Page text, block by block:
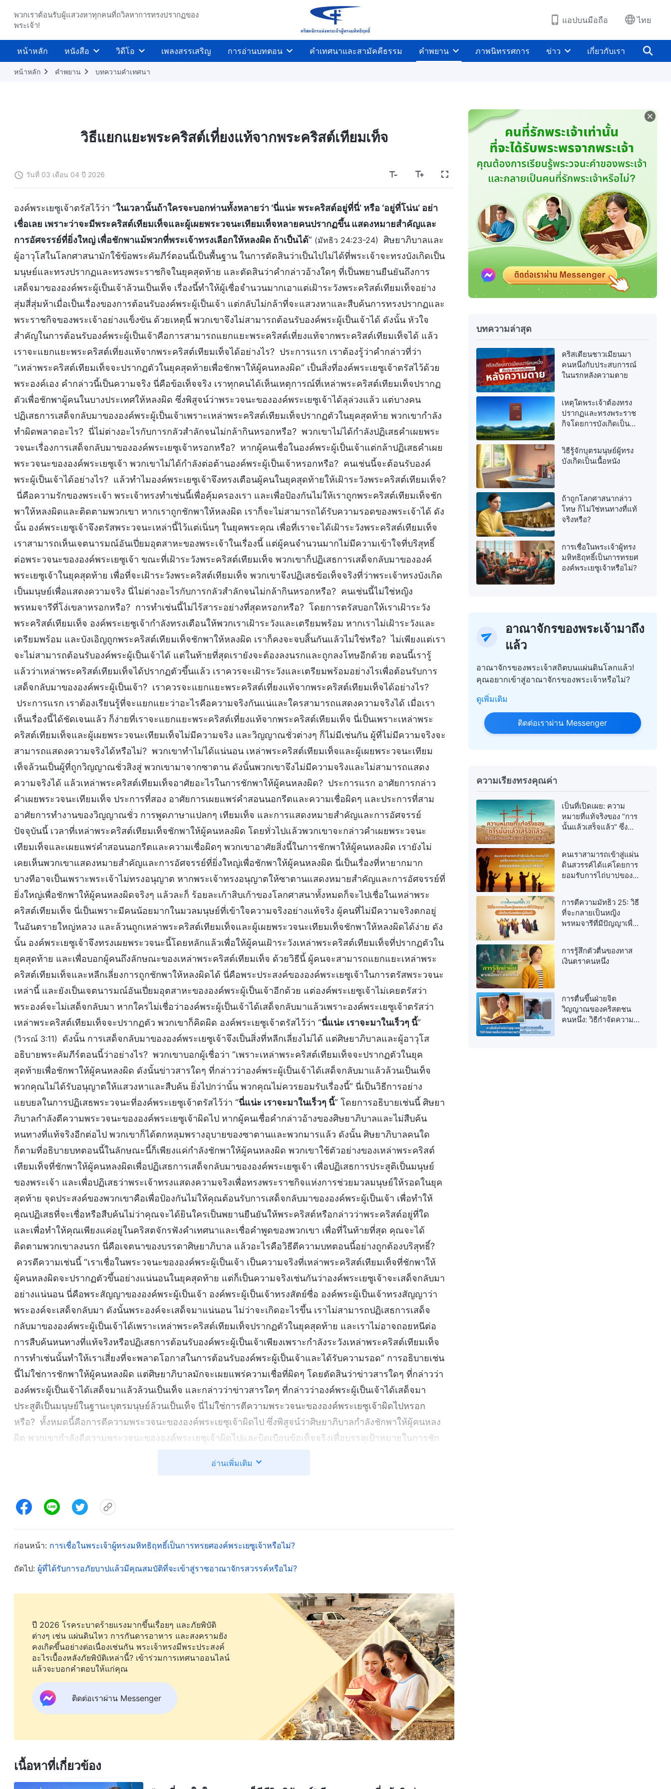
พวกเราต้อนรับผู้แสวงหาทุกคนที่ถวิลหาการทรงปรากฏของ
พระเจ้า!
แอปบนมือถือ ไทย
หน้าหลัก หนังสือ วิดีโอ เพลงสรรเสริญ การอ่านบทตอน คำเทศนาและสามัคคีธรรม คำพยาน ภาพนิทรรศการ ข่าว เกี่ยวกับเรา
หน้าหลัก คำพยาน บทความคำเทศนา
วิธีแยกแยะพระคริสต์เที่ยงแท้จากพระคริสต์เทียมเท็จ
วันที่ 03 เดือน 04 ปี 2026
องค์พระเยซูเจ้าตรัสไว้ว่า “ในเวลานั้นถ้าใครจะบอกท่านทั้งหลายว่า ‘นี่แน่ะ พระคริสต์อยู่ที่นี่’ หรือ ‘อยู่ที่โน่น’ อย่า
เชื่อเลย เพราะว่าจะมีพระคริสต์เทียมเท็จและผู้เผยพระวจนะเทียมเท็จหลายคนปรากฏขึ้น แสดงหมายสำคัญและ
การอัศจรรย์ที่ยิ่งใหญ่ เพื่อชักพาแม้พวกที่พระเจ้าทรงเลือกให้หลงผิด ถ้าเป็นได้” (มัทธิว 24:23-24)
ศิษยาภิบาลและ
ผู้อาวุโสในโลกศาสนามักใช้ข้อพระคัมภีร์ตอนนี้เป็นพื้นฐาน ในการตัดสินว่าเป็นไปไม่ได้ที่พระเจ้าจะทรงบังเกิดเป็น
มนุษย์และทรงปรากฏและทรงพระราชกิจในยุคสุดท้าย และตัดสินว่าคำกล่าวอ้างใดๆ ที่เป็นพยานยืนยันถึงการ
เสด็จมาขององค์พระผู้เป็นเจ้าล้วนเป็นเท็จ เรื่องนี้ทำให้ผู้เชื่อจำนวนมากเอาแต่เฝ้าระวังพระคริสต์เทียมเท็จอย่าง
สุ่มสี่สุ่มห้าเมื่อเป็นเรื่องของการต้อนรับองค์พระผู้เป็นเจ้า แต่กลับไม่กล้าที่จะแสวงหาและสืบค้นการทรงปรากฏและ
พระราชกิจของพระเจ้าอย่างแข็งขัน ด้วยเหตุนี้ พวกเขาจึงไม่สามารถต้อนรับองค์พระผู้เป็นเจ้าได้ ดังนั้น หัวใจ
สำคัญในการต้อนรับองค์พระผู้เป็นเจ้าคือการสามารถแยกแยะพระคริสต์เที่ยงแท้จากพระคริสต์เทียมเท็จได้ แล้ว
เราจะแยกแยะพระคริสต์เที่ยงแท้จากพระคริสต์เทียมเท็จได้อย่างไร? ประการแรก เราต้องรู้ว่าคำกล่าวที่ว่า
“เหล่าพระคริสต์เทียมเท็จจะปรากฏตัวในยุคสุดท้ายเพื่อชักพาให้ผู้คนหลงผิด” เป็นสิ่งที่องค์พระเยซูเจ้าตรัสไว้ด้วย
พระองค์เอง คำกล่าวนี้เป็นความจริง นี่คือข้อเท็จจริง เราทุกคนได้เห็นเหตุการณ์ที่เหล่าพระคริสต์เทียมเท็จปรากฏ
ตัวเพื่อชักพาผู้คนในบางประเทศให้หลงผิด ซึ่งพิสูจน์ว่าพระวจนะขององค์พระเยซูเจ้าได้ลุล่วงแล้ว แต่บางคน
ปฏิเสธการเสด็จกลับมาขององค์พระผู้เป็นเจ้าเพราะเหล่าพระคริสต์เทียมเท็จปรากฏตัวในยุคสุดท้าย พวกเขากำลัง
ทำผิดพลาดอะไร? นี่ไม่ต่างอะไรกับการกลัวสำลักจนไม่กล้ากินหรอกหรือ? พวกเขาไม่ได้กำลังปฏิเสธคำเผยพระ
วจนะเรื่องการเสด็จกลับมาขององค์พระเยซูเจ้าหรอกหรือ? หากผู้คนเชื่อในองค์พระผู้เป็นเจ้าแต่กล้าปฏิเสธคำเผย
พระวจนะขององค์พระเยซูเจ้า พวกเขาไม่ได้กำลังต่อต้านองค์พระผู้เป็นเจ้าหรอกหรือ? คนเช่นนี้จะต้อนรับองค์
พระผู้เป็นเจ้าได้อย่างไร? แล้วทำไมองค์พระเยซูเจ้าจึงทรงเตือนผู้คนในยุคสุดท้ายให้เฝ้าระวังพระคริสต์เทียมเท็จ?
นี่คือความรักของพระเจ้า พระเจ้าทรงทำเช่นนี้เพื่อคุ้มครองเรา และเพื่อป้องกันไม่ให้เราถูกพระคริสต์เทียมเท็จชัก
พาให้หลงผิดและติดตามพวกเขา หากเราถูกชักพาให้หลงผิด เราก็จะไม่สามารถได้รับความรอดของพระเจ้าได้ ดัง
นั้น องค์พระเยซูเจ้าจึงตรัสพระวจนะเหล่านี้ไว้แต่เนิ่นๆ ในยุคพระคุณ เพื่อที่เราจะได้เฝ้าระวังพระคริสต์เทียมเท็จ
เราสามารถเห็นเจตนารมณ์อันเปี่ยมอุตสาหะของพระเจ้าในเรื่องนี้ แต่ผู้คนจำนวนมากไม่มีความเข้าใจที่บริสุทธิ์
ต่อพระวจนะขององค์พระเยซูเจ้า ขณะที่เฝ้าระวังพระคริสต์เทียมเท็จ พวกเขาก็ปฏิเสธการเสด็จกลับมาขององค์
พระเยซูเจ้าในยุคสุดท้าย เพื่อที่จะเฝ้าระวังพระคริสต์เทียมเท็จ พวกเขาจึงปฏิเสธข้อเท็จจริงที่ว่าพระเจ้าทรงบังเกิด
เป็นมนุษย์เพื่อแสดงความจริง นี่ไม่ต่างอะไรกับการกลัวสำลักจนไม่กล้ากินหรอกหรือ? คนเช่นนี้ไม่ใช่หญิง
พรหมจารีที่โง่เขลาหรอกหรือ? การทำเช่นนี้ไม่ไร้สาระอย่างที่สุดหรอกหรือ? โดยการตรัสบอกให้เราเฝ้าระวัง
พระคริสต์เทียมเท็จ องค์พระเยซูเจ้ากำลังทรงเตือนให้พวกเราเฝ้าระวังและเตรียมพร้อม หากเราไม่เฝ้าระวังและ
เตรียมพร้อม และบังเอิญถูกพระคริสต์เทียมเท็จชักพาให้หลงผิด เราก็คงจะจบสิ้นกันแล้วไม่ใช่หรือ? ไม่เพียงแต่เรา
จะไม่สามารถต้อนรับองค์พระผู้เป็นเจ้าได้ แต่ในท้ายที่สุดเรายังจะต้องลงนรกและถูกลงโทษอีกด้วย ตอนนี้เรารู้
แล้วว่าเหล่าพระคริสต์เทียมเท็จได้ปรากฏตัวขึ้นแล้ว เราควรจะเฝ้าระวังและเตรียมพร้อมอย่างไรเพื่อต้อนรับการ
เสด็จกลับมาขององค์พระผู้เป็นเจ้า? เราควรจะแยกแยะพระคริสต์เที่ยงแท้จากพระคริสต์เทียมเท็จได้อย่างไร?
ประการแรก เราต้องเรียนรู้ที่จะแยกแยะว่าอะไรคือความจริงกันแน่และใครสามารถแสดงความจริงได้ เมื่อเรา
เห็นเรื่องนี้ได้ชัดเจนแล้ว ก็ง่ายที่เราจะแยกแยะพระคริสต์เที่ยงแท้จากพระคริสต์เทียมเท็จ นี่เป็นเพราะเหล่าพระ
คริสต์เทียมเท็จและผู้เผยพระวจนะเทียมเท็จไม่มีความจริง และวิญญาณชั่วต่างๆ ก็ไม่มีเช่นกัน ผู้ที่ไม่มีความจริงจะ
สามารถแสดงความจริงได้หรือไม่? พวกเขาทำไม่ได้แน่นอน เหล่าพระคริสต์เทียมเท็จและผู้เผยพระวจนะเทียม
เท็จล้วนเป็นผู้ที่ถูกวิญญาณชั่วสิงสู่ พวกเขามาจากซาตาน ดังนั้นพวกเขาจึงไม่มีความจริงและไม่สามารถแสดง
ความจริงได้ แล้วเหล่าพระคริสต์เทียมเท็จอาศัยอะไรในการชักพาให้ผู้คนหลงผิด? ประการแรก อาศัยการกล่าว
คำเผยพระวจนะเทียมเท็จ ประการที่สอง อาศัยการเผยแพร่คำสอนนอกรีตและความเชื่อผิดๆ และประการที่สาม
อาศัยการทำงานของวิญญาณชั่ว การพูดภาษาแปลกๆ เทียมเท็จ และการแสดงหมายสำคัญและการอัศจรรย์
ปัจจุบันนี้ เวลาที่เหล่าพระคริสต์เทียมเท็จชักพาให้ผู้คนหลงผิด โดยทั่วไปแล้วพวกเขาจะกล่าวคำเผยพระวจนะ
เทียมเท็จและเผยแพร่คำสอนนอกรีตและความเชื่อผิดๆ พวกเขาอาศัยสิ่งนี้ในการชักพาให้ผู้คนหลงผิด เรายังไม่
เคยเห็นพวกเขาแสดงหมายสำคัญและการอัศจรรย์ที่ยิ่งใหญ่เพื่อชักพาให้ผู้คนหลงผิด นี่เป็นเรื่องที่หายากมาก
บางทีอาจเป็นเพราะพระเจ้าไม่ทรงอนุญาต หากพระเจ้าทรงอนุญาตให้ซาตานแสดงหมายสำคัญและการอัศจรรย์ที่
ยิ่งใหญ่เพื่อชักพาให้ผู้คนหลงผิดจริงๆ แล้วละก็ ร้อยละเก้าสิบเก้าของโลกศาสนาทั้งหมดก็จะไปเชื่อในเหล่าพระ
คริสต์เทียมเท็จ นี่เป็นเพราะมีคนน้อยมากในมวลมนุษย์ที่เข้าใจความจริงอย่างแท้จริง ผู้คนที่ไม่มีความจริงตกอยู่
ในอันตรายใหญ่หลวง และล้วนถูกเหล่าพระคริสต์เทียมเท็จและผู้เผยพระวจนะเทียมเท็จชักพาให้หลงผิดได้ง่าย ดัง
นั้น องค์พระเยซูเจ้าจึงทรงเผยพระวจนะนี้โดยหลักแล้วเพื่อให้ผู้คนเฝ้าระวังเหล่าพระคริสต์เทียมเท็จที่ปรากฏตัวใน
ยุคสุดท้าย และเพื่อบอกผู้คนถึงลักษณะของเหล่าพระคริสต์เทียมเท็จ ด้วยวิธีนี้ ผู้คนจะสามารถแยกแยะเหล่าพระ
คริสต์เทียมเท็จและหลีกเลี่ยงการถูกชักพาให้หลงผิดได้ นี่คือพระประสงค์ขององค์พระเยซูเจ้าในการตรัสพระวจนะ
เหล่านี้ และยังเป็นเจตนารมณ์อันเปี่ยมอุตสาหะขององค์พระผู้เป็นเจ้าอีกด้วย แต่องค์พระเยซูเจ้าไม่เคยตรัสว่า
พระองค์จะไม่เสด็จกลับมา หากใครไม่เชื่อว่าองค์พระผู้เป็นเจ้าได้เสด็จกลับมาแล้วเพราะองค์พระเยซูเจ้าตรัสว่า
เหล่าพระคริสต์เทียมเท็จจะปรากฏตัว พวกเขาก็คิดผิด องค์พระเยซูเจ้าตรัสไว้ว่า “นี่แน่ะ เราจะมาในเร็วๆ นี้”
(วิวรณ์ 3:11)
ดังนั้น การเสด็จกลับมาขององค์พระเยซูเจ้าจึงเป็นสิ่งที่หลีกเลี่ยงไม่ได้ แต่ศิษยาภิบาลและผู้อาวุโส
อธิบายพระคัมภีร์ตอนนี้ว่าอย่างไร? พวกเขาบอกผู้เชื่อว่า “เพราะเหล่าพระคริสต์เทียมเท็จจะปรากฏตัวในยุค
สุดท้ายเพื่อชักพาให้ผู้คนหลงผิด ดังนั้นข่าวสารใดๆ ที่กล่าวว่าองค์พระผู้เป็นเจ้าได้เสด็จกลับมาแล้วล้วนเป็นเท็จ
พวกคุณไม่ได้รับอนุญาตให้แสวงหาและสืบค้น ยิ่งไปกว่านั้น พวกคุณไม่ควรยอมรับเรื่องนี้” นี่เป็นวิธีการอย่าง
แยบยลในการปฏิเสธพระวจนะที่องค์พระเยซูเจ้าตรัสไว้ว่า “นี่แน่ะ เราจะมาในเร็วๆ นี้” โดยการอธิบายเช่นนี้ ศิษยา
ภิบาลกำลังตีความพระวจนะขององค์พระเยซูเจ้าผิดไป หากผู้คนเชื่อคำกล่าวอ้างของศิษยาภิบาลและไม่สืบค้น
หนทางที่แท้จริงอีกต่อไป พวกเขาก็ได้ตกหลุมพรางอุบายของซาตานและพวกมารแล้ว ดังนั้น ศิษยาภิบาลคนใด
ก็ตามที่อธิบายบทตอนนี้ในลักษณะนี้ก็เพียงแค่กำลังชักพาให้ผู้คนหลงผิด พวกเขาใช้ตัวอย่างของเหล่าพระคริสต์
เทียมเท็จที่ชักพาให้ผู้คนหลงผิดเพื่อปฏิเสธการเสด็จกลับมาขององค์พระเยซูเจ้า เพื่อปฏิเสธการประสูติเป็นมนุษย์
ของพระเจ้า และเพื่อปฏิเสธว่าพระเจ้าทรงแสดงความจริงเพื่อทรงพระราชกิจแห่งการช่วยมวลมนุษย์ให้รอดในยุค
สุดท้าย จุดประสงค์ของพวกเขาคือเพื่อป้องกันไม่ให้คุณต้อนรับการเสด็จกลับมาขององค์พระผู้เป็นเจ้า เพื่อทำให้
คุณปฏิเสธที่จะเชื่อหรือสืบค้นไม่ว่าคุณจะได้ยินใครเป็นพยานยืนยันให้พระคริสต์หรือกล่าวว่าพระคริสต์อยู่ที่ใด
และเพื่อทำให้คุณเพียงแค่อยู่ในคริสตจักรฟังคำเทศนาและเชื่อคำพูดของพวกเขา เพื่อที่ในท้ายที่สุด คุณจะได้
ติดตามพวกเขาลงนรก นี่คือเจตนาของบรรดาศิษยาภิบาล แล้วอะไรคือวิธีตีความบทตอนนี้อย่างถูกต้องบริสุทธิ์?
ควรตีความเช่นนี้ “เราเชื่อในพระวจนะขององค์พระผู้เป็นเจ้า เป็นความจริงที่เหล่าพระคริสต์เทียมเท็จที่ชักพาให้
ผู้คนหลงผิดจะปรากฏตัวขึ้นอย่างแน่นอนในยุคสุดท้าย แต่ก็เป็นความจริงเช่นกันว่าองค์พระเยซูเจ้าจะเสด็จกลับมา
อย่างแน่นอน นี่คือพระสัญญาขององค์พระผู้เป็นเจ้า องค์พระผู้เป็นเจ้าทรงสัตย์ซื่อ องค์พระผู้เป็นเจ้าทรงสัญญาว่า
พระองค์จะเสด็จกลับมา ดังนั้นพระองค์จะเสด็จมาแน่นอน ไม่ว่าจะเกิดอะไรขึ้น เราไม่สามารถปฏิเสธการเสด็จ
กลับมาขององค์พระผู้เป็นเจ้าได้เพราะเหล่าพระคริสต์เทียมเท็จปรากฏตัวในยุคสุดท้าย และเราไม่อาจถอยหนีต่อ
การสืบค้นหนทางที่แท้จริงหรือปฏิเสธการต้อนรับองค์พระผู้เป็นเจ้าเพียงเพราะกำลังระวังเหล่าพระคริสต์เทียมเท็จ
การทำเช่นนั้นทำให้เราเสี่ยงที่จะพลาดโอกาสในการต้อนรับองค์พระผู้เป็นเจ้าและได้รับความรอด” การอธิบายเช่น
นี้ไม่ใช่การชักพาให้ผู้คนหลงผิด แต่ศิษยาภิบาลมักจะเผยแพร่ความเชื่อที่ผิดๆ โดยตัดสินว่าข่าวสารใดๆ ที่กล่าวว่า
องค์พระผู้เป็นเจ้าได้เสด็จมาแล้วล้วนเป็นเท็จ และกล่าวว่าข่าวสารใดๆ ที่กล่าวว่าองค์พระผู้เป็นเจ้าได้เสด็จมา
ประสูติเป็นมนุษย์ในฐานะบุตรมนุษย์ล้วนเป็นเท็จ นี่ไม่ใช่การตีความพระวจนะขององค์พระเยซูเจ้าผิดไปหรอก
หรือ? ทั้งหมดนี้คือการตีความพระวจนะขององค์พระเยซูเจ้าผิดไป ซึ่งพิสูจน์ว่าศิษยาภิบาลกำลังชักพาให้ผู้คนหลง
ผิด พวกเขากำลังตีความพระวจนะขององค์พระเยซูเจ้าผิดไปและบิดเบือนข้อเท็จจริงเพื่อบรรลุเป้าหมายในการชัก
สุดท้ายเพื่อชักพาให้ผู้คนหลงผิด” ประการที่สอง วิธีการแยกแยะพระคริสต์เที่ยงแท้จากพระคริสต์เทียมเท็จ และ
ประการที่สาม เจตนาและจุดประสงค์เบื้องหลังวิธีการที่ศิษยาภิบาลอธิบายบทตอนนี้ เมื่อสามสิ่งนี้ชัดเจนสำหรับคุณ
แสดงความจริงได้ เหล่าพระคริสต์เทียมเท็จไม่มีความจริง พวกเขาสามารถบอกได้เพียงคำเผยพระวจนะเทียมเท็จ
หรือแสดงหมายสำคัญและการอัศจรรย์บางอย่างเพื่อชักพาให้ผู้คนหลงผิดเท่านั้น บรรดาผู้ที่ไม่มีความเข้าใจฝ่าย
ให้หลงผิดไปติดตามเหล่าพระคริสต์เทียมเท็จ แต่บรรดาผู้ที่เชื่อและรักความจริงจะติดตามพระคริสต์และยอมรับ
ความจริงเท่านั้น และในท้ายที่สุดพวกเขาก็จะได้รับชีวิตและได้รับการทำให้เพียบพร้อมโดยพระเจ้า
แล้วอะไรคือพระราชกิจที่พระคริสต์แห่งยุคสุดท้ายเสด็จมาทำเป็นหลัก? องค์พระเยซูเจ้าตรัสไว้ว่า “เมื่อพระ
วิญญาณแห่งความจริงเสด็จมาแล้ว พระองค์จะนำพวกท่านไปสู่ความจริงทั้งมวล
(ยอห์น 16:13) พระเจ้าทรงบังเกิด
เป็นมนุษย์ในยุคสุดท้ายก็เพื่อทรงพระราชกิจนี้โดยเฉพาะ พระองค์จะทรงชี้แนะผู้คนเข้าสู่ความจริงทั้งมวล แล้ว
พระองค์ทรงพระราชกิจอะไรโดยเฉพาะ? คือพระราชกิจแห่งการพิพากษาในยุคสุดท้าย พระคัมภีร์บอกว่า “เพราะ
ถึงเวลาแล้ว ที่การพิพากษาจะเริ่มต้นที่ครอบครัวของพระเจ้า
(1 เปโตร 4:17)“แล้วข้าพเจ้าเห็นพระที่นั่งใหญ่สีขาว
และเห็นพระองค์ผู้ประทับบนพระที่นั่งนั้น แผ่นดินโลกและฟ้าสวรรค์ก็หายไปจากพระพักตร์ของพระองค์ และไม่มี
ใครพบเห็นที่อยู่ของพวกมันอีกเลย ข้าพเจ้ายังเห็นบรรดาคนตาย ทั้งคนใหญ่โตและคนเล็กน้อยยืนอยู่หน้าพระที่นั่ง
พิพากษาตามการกระทำของเขาทั้งหลายที่เขียนไว้ในหนังสือเหล่านั้น
ใหญ่สีขาวที่เผยพระวจนะไว้ในหนังสือวิวรณ์หมายถึงอะไร? หมายถึงการที่พระเจ้าทรงบังเกิดเป็นมนุษย์เพื่อทรง
อ่านเพิ่มเติม
ก่อนหน้า: การเชื่อในพระเจ้าผู้ทรงมหิทธิฤทธิ์เป็นการทรยศองค์พระเยซูเจ้าหรือไม่?
ถัดไป: ผู้ที่ได้รับการอภัยบาปแล้วมีคุณสมบัติที่จะเข้าสู่ราชอาณาจักรสวรรค์หรือไม่?
ปี 2026 โรคระบาดร้ายแรงมากขึ้นเรื่อยๆ และภัยพิบัติ
ต่างๆ เช่น แผ่นดินไหว การกันดารอาหาร และสงครามยัง
คงเกิดขึ้นอย่างต่อเนื่องเช่นกัน พระเจ้าทรงมีพระประสงค์
อะไรเบื้องหลังภัยพิบัติเหล่านี้? เข้าร่วมการเทศนาออนไลน์
แล้วจะบอกคำตอบให้แก่คุณ
ติดต่อเราผ่าน Messenger
เนื้อหาที่เกี่ยวข้อง
บทความล่าสุด
คริสเตียนชาวเมียนมา
คนหนึ่งกับประสบการณ์
ในนรกหลังความตาย
เหตุใดพระเจ้าต้องทรง
ปรากฏและทรงพระราช
กิจโดยการบังเกิดเป็น
วิธีรู้จักบุตรมนุษย์ผู้ทรง
บังเกิดเป็นเนื้อหนัง
ถ้าถูกโลกศาสนากล่าว
โทษ ก็ไม่ใช่หนทางที่แท้
จริงหรือ?
การเชื่อในพระเจ้าผู้ทรง
มหิทธิฤทธิ์เป็นการทรยศ
องค์พระเยซูเจ้าหรือไม่?
อาณาจักรของพระเจ้ามาถึง
แล้ว
อาณาจักรของพระเจ้าสถิตบนแผ่นดินโลกแล้ว!
คุณอยากเข้าสู่อาณาจักรของพระเจ้าหรือไม่?
ดูเพิ่มเติม
ติดต่อเราผ่าน Messenger
ความเรียงทรงคุณค่า
เป็นที่เปิดเผย: ความ
หมายที่แท้จริงของ “การ
นั้นแล้วเสร็จแล้ว” ซึ่ง
คนเราสามารถเข้าสู่แผ่น
ดินสวรรค์ได้แค่โดยการ
ยอมรับการไถ่บาปของ
การตีความมัทธิว 25: วิธี
ที่จะกลายเป็นหญิง
พรหมจารีที่มีปัญญาเพื่อ
การรู้สึกตัวตื่นของทาส
เงินตราคนหนึ่ง
การตื่นขึ้นฝ่ายจิต
วิญญาณของคริสตชน
คนหนึ่ง: วิธีกำจัดความ